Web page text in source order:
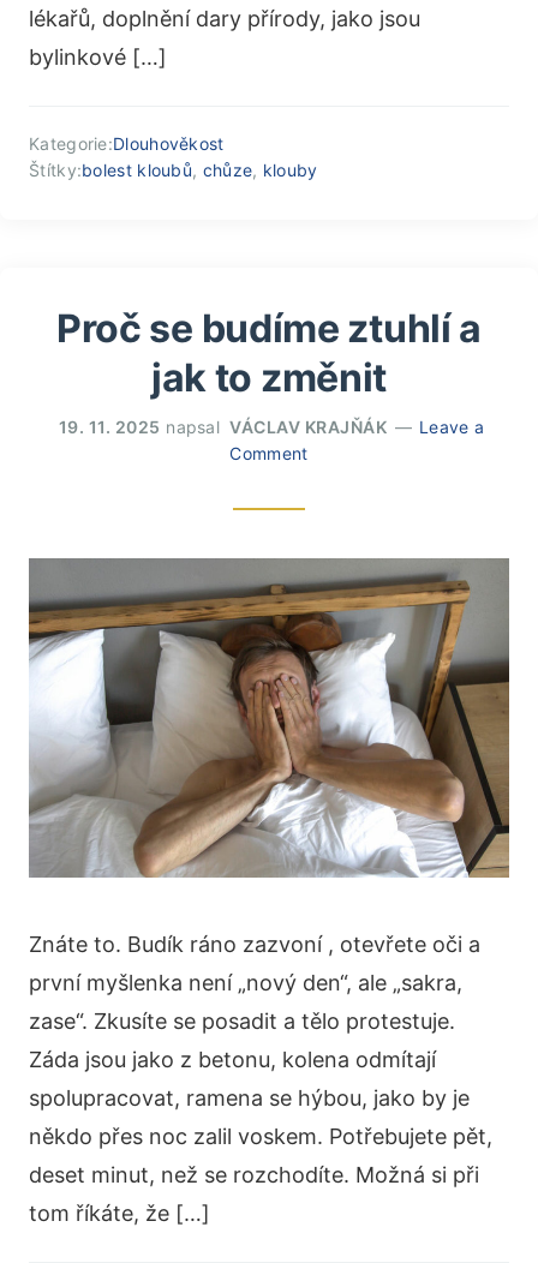
lékařů, doplnění dary přírody, jako jsou
bylinkové […]
Kategorie:Dlouhověkost
Štítky:bolest kloubů, chůze, klouby
Proč se budíme ztuhlí a
jak to změnit
19. 11. 2025 napsal VÁCLAV KRAJŇÁK
Leave a
Comment
Znáte to. Budík ráno zazvoní , otevřete oči a
první myšlenka není „nový den“, ale „sakra,
zase“. Zkusíte se posadit a tělo protestuje.
Záda jsou jako z betonu, kolena odmítají
spolupracovat, ramena se hýbou, jako by je
někdo přes noc zalil voskem. Potřebujete pět,
deset minut, než se rozchodíte. Možná si při
tom říkáte, že […]